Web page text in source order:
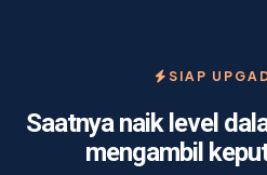
SIAP
Saatnya naik level
mengambil